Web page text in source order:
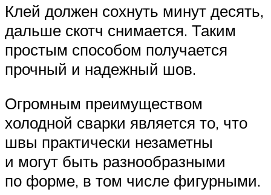
Клей должен сохнуть минут десять,
дальше скотч снимается. Таким
простым способом получается
прочный и надежный шов.
Огромным преимуществом
холодной сварки является то, что
швы практически незаметны
и могут быть разнообразными
по форме, в том числе фигурными.